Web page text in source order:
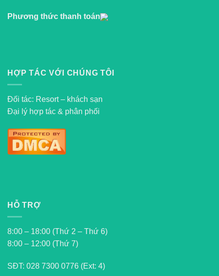
Phương thức thanh toán
HỢP TÁC VỚI CHÚNG TÔI
Đối tác: Resort – khách sạn
Đại lý hợp tác & phân phối
HỖ TRỢ
8:00 – 18:00 (Thứ 2 – Thứ 6)
8:00 – 12:00 (Thứ 7)
SĐT: 028 7300 0776 (Ext: 4)